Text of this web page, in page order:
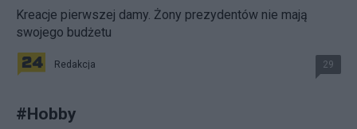
Kreacje pierwszej damy. Żony prezydentów nie mają
swojego budżetu
Redakcja 29
#Hobby